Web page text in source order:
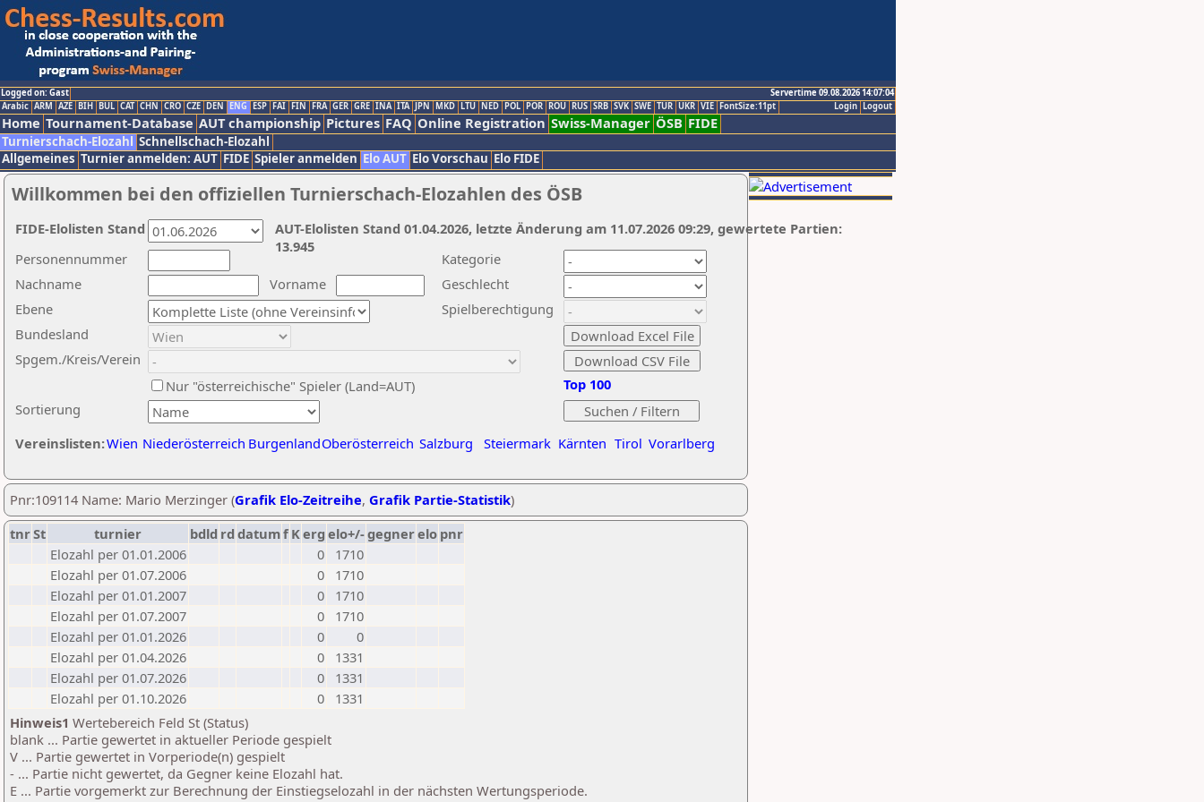
Logged on: Gast
Servertime 09.08.2026 14:07:04
Logout
Login
Arabic ARM AZE BIH BUL CAT CHN CRO CZE DEN ENG ESP FAI FIN FRA GER GRE INA ITA JPN MKD LTU NED POL POR ROU RUS SRB SVK SWE TUR UKR VIE FontSize:11pt
Home Tournament-Database AUT championship Pictures FAQ Online Registration Swiss-Manager ÖSB FIDE
Turnierschach-Elozahl Schnellschach-Elozahl
Allgemeines Turnier anmelden: AUT FIDE Spieler anmelden Elo AUT Elo Vorschau Elo FIDE
Willkommen bei den offiziellen Turnierschach-Elozahlen des ÖSB
Nachname
Vorname
Ebene
Kategorie
Sortierung
Personennummer
Bundesland
Spgem./Kreis/Verein
Geschlecht
Nur "österreichische" Spieler (Land=AUT)
Spielberechtigung
Vereinslisten:Wien Niederösterreich BurgenlandOberösterreich Salzburg Steiermark Kärnten Tirol Vorarlberg
Top 100
AUT-Elolisten Stand 01.04.2026, letzte Änderung am 11.07.2026 09:29, gewertete Partien:
13.945
FIDE-Elolisten Stand
Pnr:109114 Name: Mario Merzinger (Grafik Elo-Zeitreihe, Grafik Partie-Statistik)
tnrSt turnier bdld rd datumf Kerg elo+/-gegnerelo pnr
Elozahl per 01.01.2006
0
1710
Elozahl per 01.07.2006
0
1710
Elozahl per 01.01.2007
0
1710
Elozahl per 01.07.2007
0
1710
Elozahl per 01.01.2026
0
0
Elozahl per 01.04.2026
0
1331
Elozahl per 01.07.2026
0
1331
Elozahl per 01.10.2026
0
1331
Hinweis1 Wertebereich Feld St (Status)
blank ... Partie gewertet in aktueller Periode gespielt
V ... Partie gewertet in Vorperiode(n) gespielt
- ... Partie nicht gewertet, da Gegner keine Elozahl hat.
E ... Partie vorgemerkt zur Berechnung der Einstiegselozahl in der nächsten Wertungsperiode.